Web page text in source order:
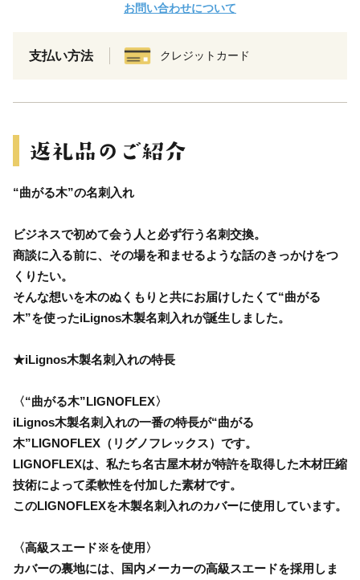
お問い合わせについて
支払い方法 クレジットカード
“曲がる木”の名刺入れ
ビジネスで初めて会う人と必ず行う名刺交換。
商談に入る前に、その場を和ませるような話のきっかけをつ
くりたい。
そんな想いを木のぬくもりと共にお届けしたくて“曲がる
木”を使ったiLignos木製名刺入れが誕生しました。
★iLignos木製名刺入れの特長
〈“曲がる木”LIGNOFLEX〉
iLignos木製名刺入れの一番の特長が“曲がる
木”LIGNOFLEX（リグノフレックス）です。
LIGNOFLEXは、私たち名古屋木材が特許を取得した木材圧縮
技術によって柔軟性を付加した素材です。
このLIGNOFLEXを木製名刺入れのカバーに使用しています。
〈高級スエード※を使用〉
カバーの裏地には、国内メーカーの高級スエードを採用しま